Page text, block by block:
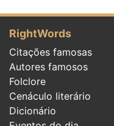
RightWords
Citações famosas
Autores famosos
Folclore
Cenáculo literário
Dicionário